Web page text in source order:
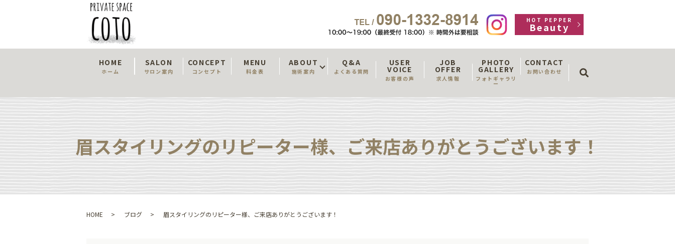
HOME
ホーム
SALON
サロン案内
CONCEPT
コンセプト
MENU
料金表
ABOUT
施術案内
Q&A
よくある質問
USER
VOICE
お客様の声
JOB
OFFER
求人情報
PHOTO
GALLERY
フォトギャラリ
ー
CONTACT
お問い合わせ
HOT PEPPER
Beauty
眉スタイリングのリピーター様、ご来店ありがとうございます！
HOME ブログ 眉スタイリングのリピーター様、ご来店ありがとうございます！